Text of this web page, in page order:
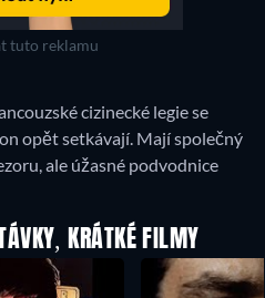
tuto reklamu
cizinecké legie se
opět setkávají. Mají společný
ale úžasné podvodnice
KRÁTKÉ FILMY